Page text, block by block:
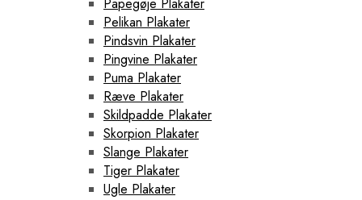
Pelikan Plakater
Pindsvin Plakater
Pingvine Plakater
Puma Plakater
Ræve Plakater
Skildpadde Plakater
Skorpion Plakater
Slange Plakater
Tiger Plakater
Ugle Plakater